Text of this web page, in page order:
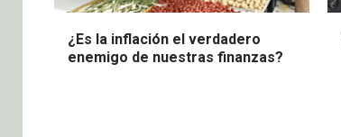
¿Es la inflación el verdadero
enemigo de nuestras finanzas?